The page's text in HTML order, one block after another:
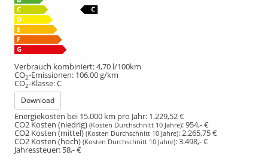
Verbrauch kombiniert:4,70 l/100km
CO2-Emissionen: 106,00 g/km
CO2-Klasse:C
Download
Energiekosten bei 15.000 km pro Jahr: 1.229,52 €
CO2 Kosten (niedrig) (Kosten Durchschnitt 10 Jahre):954,- €
CO2 Kosten (mittel)(Kosten Durchschnitt 10 Jahre):2.265,75 €
CO2 Kosten (hoch) (Kosten Durchschnitt 10 Jahre):3.498,- €
Jahressteuer: 58,- €